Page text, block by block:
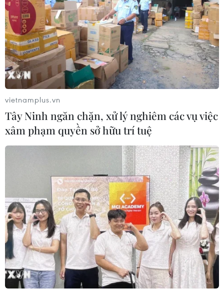
vietnamplus.vn
Tây Ninh ngăn chặn, xử lý nghiêm các vụ việc
xâm phạm quyền sở hữu trí tuệ